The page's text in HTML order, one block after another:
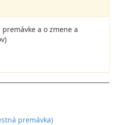
a o zmene a
premávka)